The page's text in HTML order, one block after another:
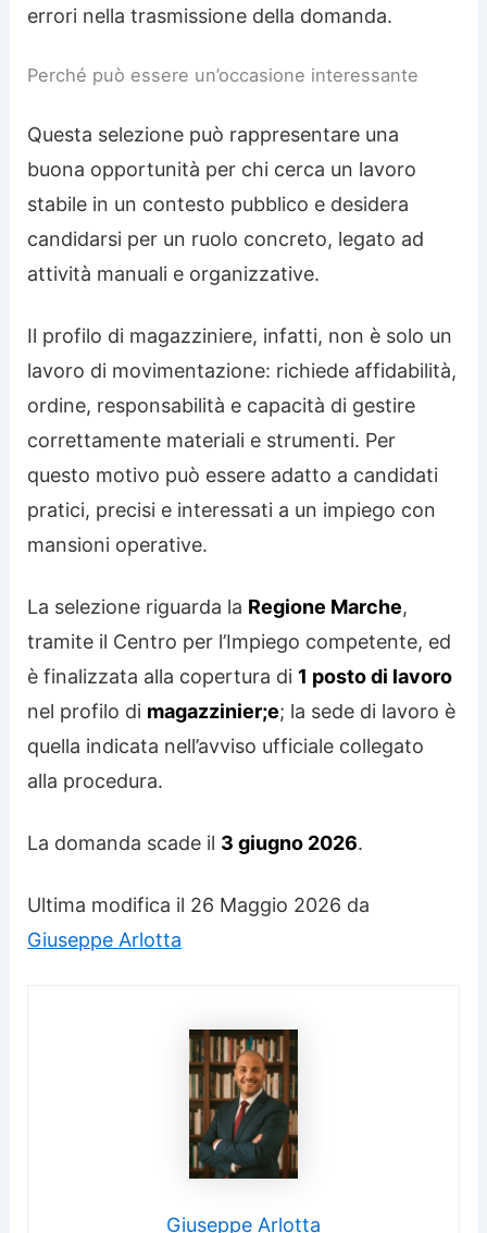
errori nella trasmissione della domanda.
Perché può essere un’occasione interessante
Questa selezione può rappresentare una
buona opportunità per chi cerca un lavoro
stabile in un contesto pubblico e desidera
candidarsi per un ruolo concreto, legato ad
attività manuali e organizzative.
Il profilo di magazziniere, infatti, non è solo un
lavoro di movimentazione: richiede affidabilità,
ordine, responsabilità e capacità di gestire
correttamente materiali e strumenti. Per
questo motivo può essere adatto a candidati
pratici, precisi e interessati a un impiego con
mansioni operative.
La selezione riguarda la Regione Marche,
tramite il Centro per l’Impiego competente, ed
è finalizzata alla copertura di 1 posto di lavoro
nel profilo di magazzinier;e; la sede di lavoro è
quella indicata nell’avviso ufficiale collegato
alla procedura.
La domanda scade il 3 giugno 2026.
Ultima modifica il 26 Maggio 2026 da
Giuseppe Arlotta
Giuseppe Arlotta